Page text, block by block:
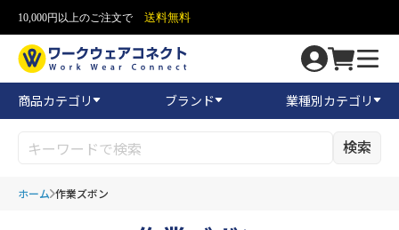
10,000円以上のご注文で 送料無料
商品カテゴリ ブランド 業種別カテゴリ
検索
ホーム 作業ズボン